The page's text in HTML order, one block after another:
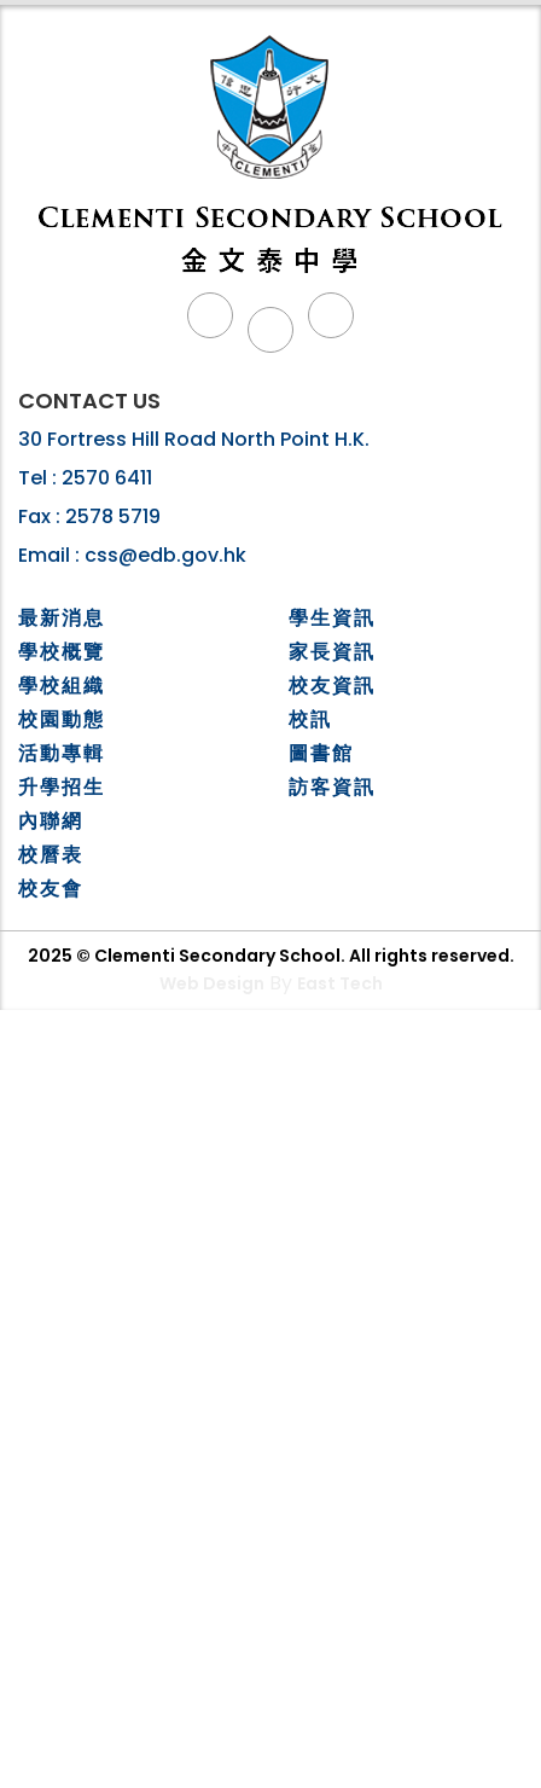
CONTACT US
30 Fortress Hill Road North Point H.K.
Tel : 2570 6411
Fax : 2578 5719
Email : css@edb.gov.hk
最新消息
學校概覽
學校組織
校園動態
活動專輯
升學招生
學生資訊
家長資訊
校友資訊
校訊
圖書館
訪客資訊
內聯網
校曆表
校友會
2025 © Clementi Secondary School. All rights reserved.